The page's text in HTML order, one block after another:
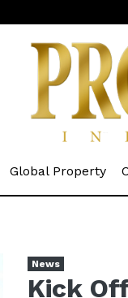
(current)
Global Property
News
Kick